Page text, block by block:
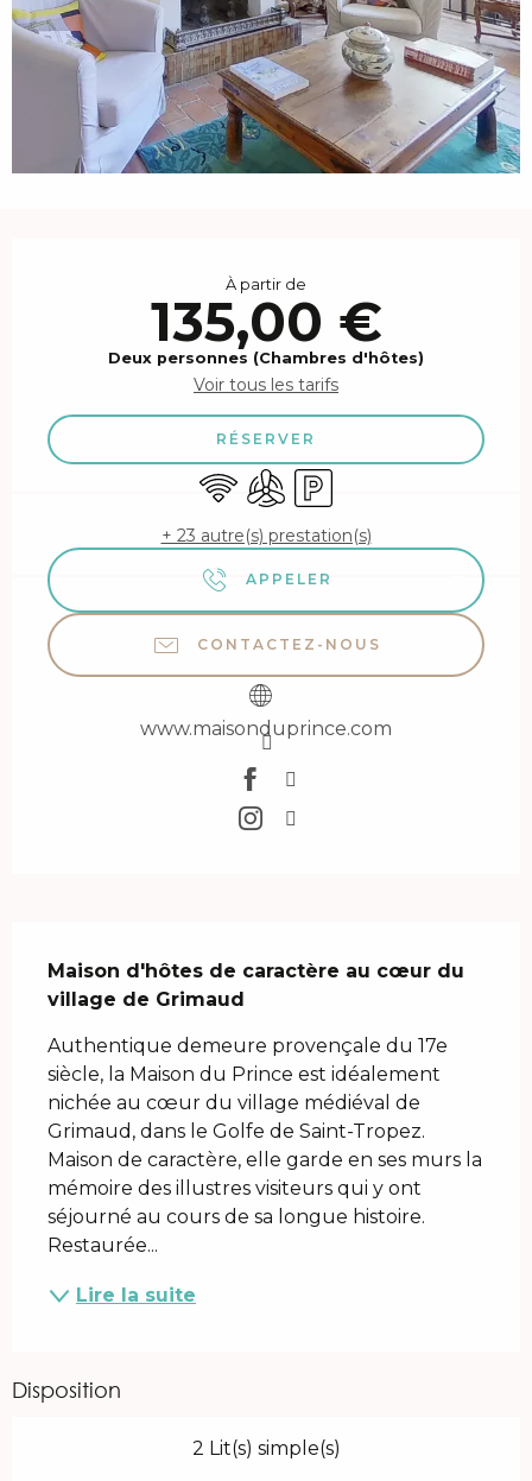
À partir de
135,00 €
Deux personnes (Chambres d'hôtes)
Voir tous les tarifs
RÉSERVER
WiFi Air conditionné
Parking
+ 23 autre(s) prestation(s)
APPELER
CONTACTEZ-NOUS
www.maisonduprince.com
Maison d'hôtes de caractère au cœur du
village de Grimaud
Authentique demeure provençale du 17e
siècle, la Maison du Prince est idéalement
nichée au cœur du village médiéval de
Grimaud, dans le Golfe de Saint-Tropez.
Maison de caractère, elle garde en ses murs la
mémoire des illustres visiteurs qui y ont
séjourné au cours de sa longue histoire.
Restaurée...
Lire la suite
Disposition
2 Lit(s) simple(s)